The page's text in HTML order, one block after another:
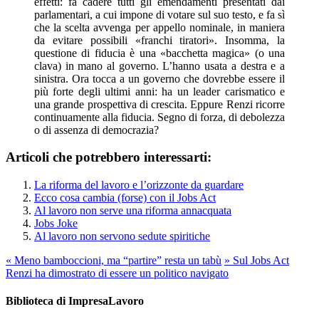
parlamentari, a cui impone di votare sul suo testo, e fa sì
che la scelta avvenga per appello nominale, in maniera
da evitare possibili «franchi tiratori». Insomma, la
questione di fiducia è una «bacchetta magica» (o una
clava) in mano al governo. L’hanno usata a destra e a
sinistra. Ora tocca a un governo che dovrebbe essere il
più forte degli ultimi anni: ha un leader carismatico e
una grande prospettiva di crescita. Eppure Renzi ricorre
continuamente alla fiducia. Segno di forza, di debolezza
o di assenza di democrazia?
Articoli che potrebbero interessarti:
La riforma del lavoro e l’orizzonte da guardare
Ecco cosa cambia (forse) con il Jobs Act
Al lavoro non serve una riforma annacquata
Jobs Joke
Al lavoro non servono sedute spiritiche
« Meno bamboccioni, ma “partire” resta un tabù » Sul Jobs Act
Renzi ha dimostrato di essere un politico navigato
Biblioteca di ImpresaLavoro